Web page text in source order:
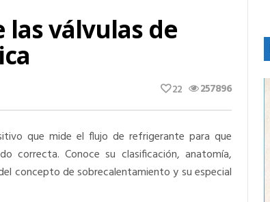
las válvulas de
257896
22
que mide el flujo de refrigerante para que
correcta. Conoce su clasificación, anatomía,
concepto de sobrecalentamiento y su especial